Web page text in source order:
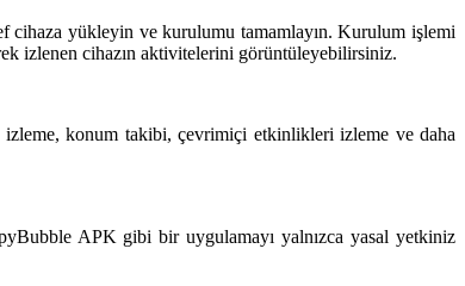
cihaza yükleyin ve kurulumu tamamlayın. Kurulum işlemi
izlenen cihazın aktivitelerini görüntüleyebilirsiniz.
izleme, konum takibi, çevrimiçi etkinlikleri izleme ve daha
APK gibi bir uygulamayı yalnızca yasal yetkiniz